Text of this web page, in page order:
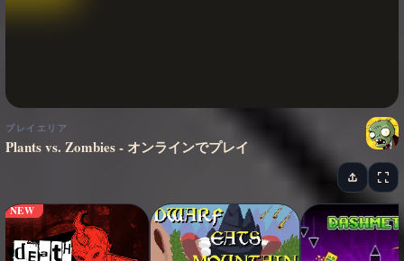
プレイエリア
Plants vs. Zombies - オンラインでプレイ
NEW